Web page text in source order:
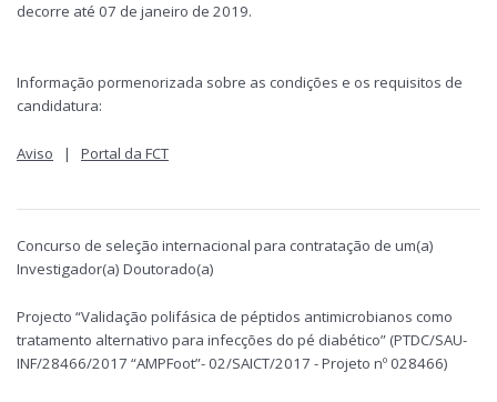
decorre até 07 de janeiro de 2019.
Informação pormenorizada sobre as condições e os requisitos de
candidatura:
Aviso | Portal da FCT
Concurso de seleção internacional para contratação de um(a)
Investigador(a) Doutorado(a)
Projecto “Validação polifásica de péptidos antimicrobianos como
tratamento alternativo para infecções do pé diabético” (PTDC/SAU-
INF/28466/2017 “AMPFoot”- 02/SAICT/2017 - Projeto nº 028466)